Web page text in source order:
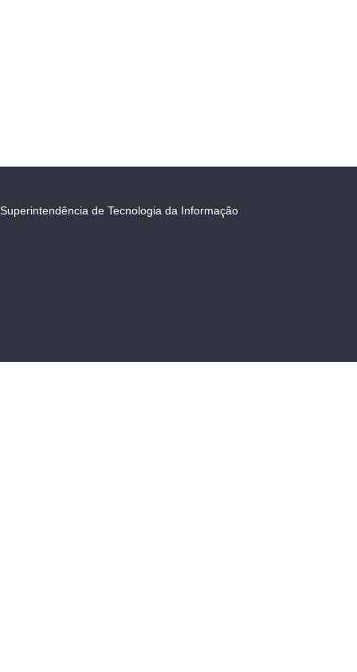
Superintendência de Tecnologia da Informação